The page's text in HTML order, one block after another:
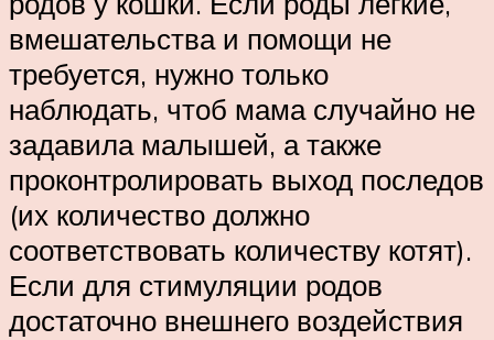
вмешательства и помощи не
требуется, нужно только
наблюдать, чтоб мама случайно не
задавила малышей, а также
проконтролировать выход последов
(их количество должно
соответствовать количеству котят).
Если для стимуляции родов
достаточно внешнего воздействия